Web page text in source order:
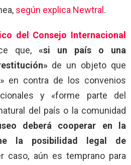
según explica Newtral.
del Consejo Internacional
que, «si un país o una
de un objeto que
en contra de los convenios
y «forme parte del
del país o la comunidad
deberá cooperar en la
la posibilidad legal de
caso, aún es temprano para